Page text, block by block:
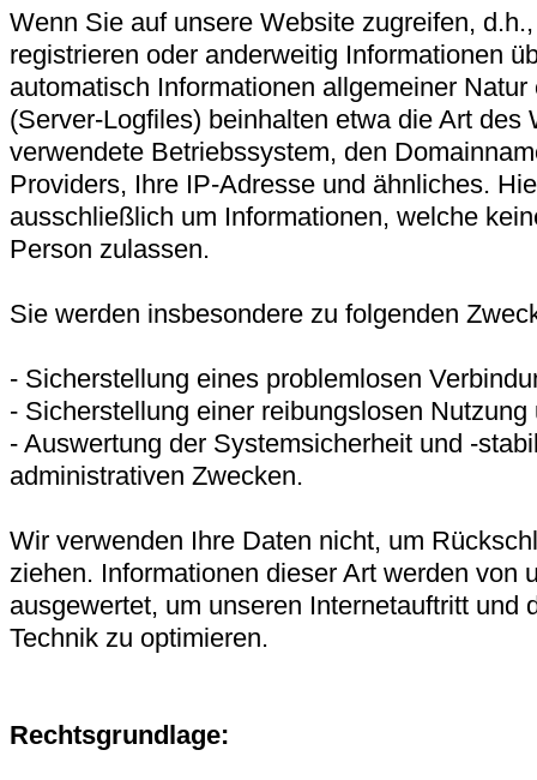
Wenn Sie auf unsere Website zugreifen,
registrieren oder anderweitig Informationen
automatisch Informationen allgemeiner
(Server-Logfiles) beinhalten etwa die Art des
verwendete Betriebssystem, den
Providers, Ihre IP-Adresse und ähnliches.
ausschließlich um Informationen, welche
Person zulassen.
Sie werden insbesondere zu folgenden
- Sicherstellung eines problemlosen
- Sicherstellung einer reibungslosen
- Auswertung der Systemsicherheit und -
administrativen Zwecken.
Wir verwenden Ihre Daten nicht, um
ziehen. Informationen dieser Art werden von
ausgewertet, um unseren Internetauftritt und
Technik zu optimieren.
Rechtsgrundlage: